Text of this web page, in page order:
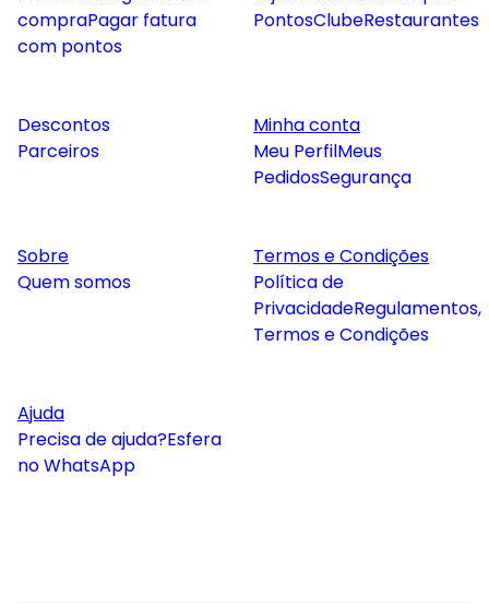
compraPagar fatura
com pontos
PontosClubeRestaurantes
Descontos
Parceiros
Minha conta
Meu PerfilMeus
PedidosSegurança
Sobre
Quem somos
Termos e Condições
Política de
PrivacidadeRegulamentos,
Termos e Condições
Ajuda
Precisa de ajuda?Esfera
no WhatsApp